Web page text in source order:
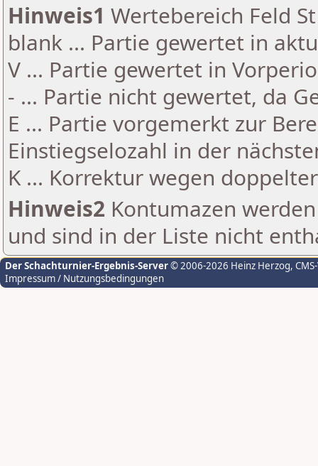
Hinweis1 Wertebereich Feld
blank ... Partie gewertet in
V ... Partie gewertet in
- ... Partie nicht gewertet, da
E ... Partie vorgemerkt zur
Einstiegselozahl in der
K ... Korrektur wegen
Hinweis2 Kontumazen
und sind in der Liste nicht
Der Schachturnier-Ergebnis-Server© 2006-2026 Heinz Herzog,
Impressum / Nutzungsbedingungen